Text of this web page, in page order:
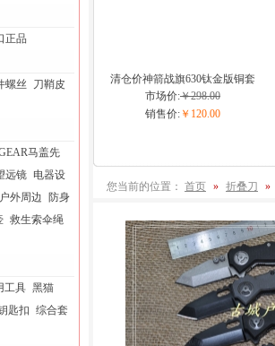
正品
螺丝
刀鞘皮
马盖先
远镜 电器设
户外周边
防身
救生索伞绳
工具 黑猫
匙扣 综合套
清仓价神箭战旗630钛金版铜套
弓眼反曲球卡六股弹弓
市场价:￥298.00
销售价: ￥120.00
您当前的位置： 首页 » 折叠刀 »